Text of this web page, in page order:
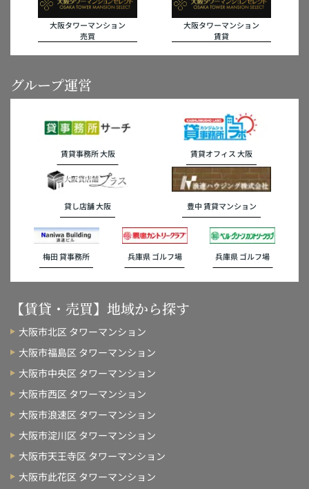
大阪タワーマンション
売買
大阪タワーマンション
賃貸
グループ運営
賃貸事務所 大阪 賃貸オフィス 大阪
貸し店舗 大阪 豊中 賃貸マンション
梅田 貸事務所 兵庫県 ゴルフ場 兵庫県 ゴルフ場
【賃貸・売買】地域から探す
大阪市北区 タワーマンション
大阪市福島区 タワーマンション
大阪市中央区 タワーマンション
大阪市西区 タワーマンション
大阪市浪速区 タワーマンション
大阪市淀川区 タワーマンション
大阪市天王寺区 タワーマンション
大阪市此花区 タワーマンション